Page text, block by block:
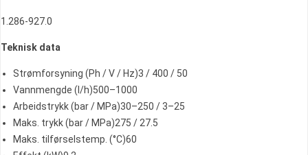
1.286-927.0
Teknisk data
Strømforsyning (Ph / V / Hz)3 / 400 / 50
Vannmengde (l/h)500–1000
Arbeidstrykk (bar / MPa)30–250 / 3–25
Maks. trykk (bar / MPa)275 / 27.5
Maks. tilførselstemp. (°C)60